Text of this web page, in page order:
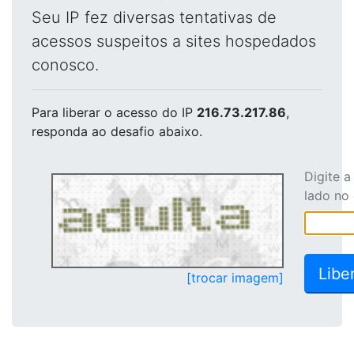
Seu IP fez diversas tentativas de
acessos suspeitos a sites hospedados
conosco.
Para liberar o acesso do IP 216.73.217.86,
responda ao desafio abaixo.
[trocar imagem]
Digite
lado no